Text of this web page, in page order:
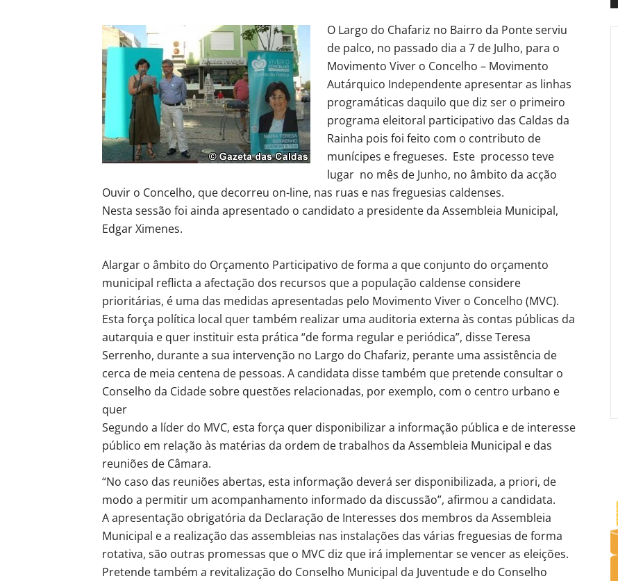
O Largo do Chafariz no Bairro da Ponte serviu
de palco, no passado dia a 7 de Julho, para o
Movimento Viver o Concelho – Movimento
Autárquico Independente apresentar as linhas
programáticas daquilo que diz ser o primeiro
programa eleitoral participativo das Caldas da
Rainha pois foi feito com o contributo de
munícipes e fregueses. Este processo teve
lugar no mês de Junho, no âmbito da acção
Ouvir o Concelho, que decorreu on-line, nas ruas e nas freguesias caldenses.
Nesta sessão foi ainda apresentado o candidato a presidente da Assembleia Municipal,
Edgar Ximenes.
Alargar o âmbito do Orçamento Participativo de forma a que conjunto do orçamento
municipal reflicta a afectação dos recursos que a população caldense considere
prioritárias, é uma das medidas apresentadas pelo Movimento Viver o Concelho (MVC).
Esta força política local quer também realizar uma auditoria externa às contas públicas da
autarquia e quer instituir esta prática “de forma regular e periódica”, disse Teresa
Serrenho, durante a sua intervenção no Largo do Chafariz, perante uma assistência de
cerca de meia centena de pessoas. A candidata disse também que pretende consultar o
Conselho da Cidade sobre questões relacionadas, por exemplo, com o centro urbano e
quer
Segundo a líder do MVC, esta força quer disponibilizar a informação pública e de interesse
público em relação às matérias da ordem de trabalhos da Assembleia Municipal e das
reuniões de Câmara.
“No caso das reuniões abertas, esta informação deverá ser disponibilizada, a priori, de
modo a permitir um acompanhamento informado da discussão”, afirmou a candidata.
A apresentação obrigatória da Declaração de Interesses dos membros da Assembleia
Municipal e a realização das assembleias nas instalações das várias freguesias de forma
rotativa, são outras promessas que o MVC diz que irá implementar se vencer as eleições.
Pretende também a revitalização do Conselho Municipal da Juventude e do Conselho